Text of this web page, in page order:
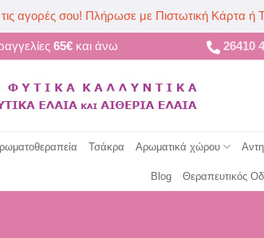
αγορές σου! Πλήρωσε με Πιστωτική Κάρτα
65€ και άνω 26410
Τσάκρα Αρωματικά χώρου
Blog Θεραπευτικός